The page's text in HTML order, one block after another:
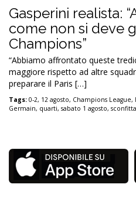
Gasperini realista:
come non si deve
Champions”
“Abbiamo affrontato queste
maggiore rispetto ad altre
preparare il Paris […]
Tags: 0-2, 12 agosto, Champions League,
Germain, quarti, sabato 1 agosto, sconfitta